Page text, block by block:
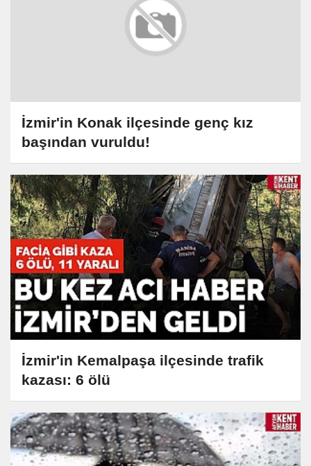
İzmir'in Konak ilçesinde genç kız
başından vuruldu!
İzmir'in Kemalpaşa ilçesinde trafik
kazası: 6 ölü